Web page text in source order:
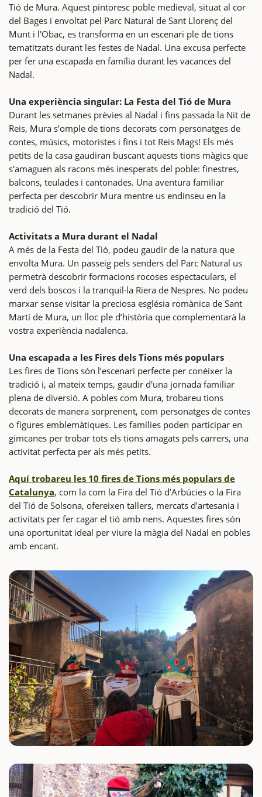
Tió de Mura. Aquest pintoresc poble medieval, situat al cor
del Bages i envoltat pel Parc Natural de Sant Llorenç del
Munt i l'Obac, es transforma en un escenari ple de tions
tematitzats durant les festes de Nadal. Una excusa perfecte
per fer una escapada en família durant les vacances del
Nadal.
Una experiència singular: La Festa del Tió de Mura
Durant les setmanes prèvies al Nadal i fins passada la Nit de
Reis, Mura s’omple de tions decorats com personatges de
contes, músics, motoristes i fins i tot Reis Mags! Els més
petits de la casa gaudiran buscant aquests tions màgics que
s'amaguen als racons més inesperats del poble: finestres,
balcons, teulades i cantonades. Una aventura familiar
perfecta per descobrir Mura mentre us endinseu en la
tradició del Tió.
Activitats a Mura durant el Nadal
A més de la Festa del Tió, podeu gaudir de la natura que
envolta Mura. Un passeig pels senders del Parc Natural us
permetrà descobrir formacions rocoses espectaculars, el
verd dels boscos i la tranquil·la Riera de Nespres. No podeu
marxar sense visitar la preciosa església romànica de Sant
Martí de Mura, un lloc ple d’història que complementarà la
vostra experiència nadalenca.
Una escapada a les Fires dels Tions més populars
Les fires de Tions són l’escenari perfecte per conèixer la
tradició i, al mateix temps, gaudir d'una jornada familiar
plena de diversió. A pobles com Mura, trobareu tions
decorats de manera sorprenent, com personatges de contes
o figures emblemàtiques. Les famílies poden participar en
gimcanes per trobar tots els tions amagats pels carrers, una
activitat perfecta per als més petits.
Aquí trobareu les 10 fires de Tions més populars de
Catalunya, com la com la Fira del Tió d’Arbúcies o la Fira
del Tió de Solsona, ofereixen tallers, mercats d’artesania i
activitats per fer cagar el tió amb nens. Aquestes fires són
una oportunitat ideal per viure la màgia del Nadal en pobles
amb encant.